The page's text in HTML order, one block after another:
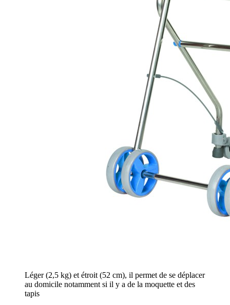
Léger (2,5 kg) et étroit (52 cm), il permet de se déplacer
au domicile notamment si il y a de la moquette et des
tapis